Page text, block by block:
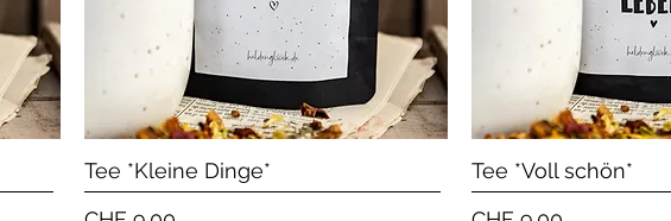
Schnellansicht
Tee *Kleine Dinge*
Tee *Voll schön*